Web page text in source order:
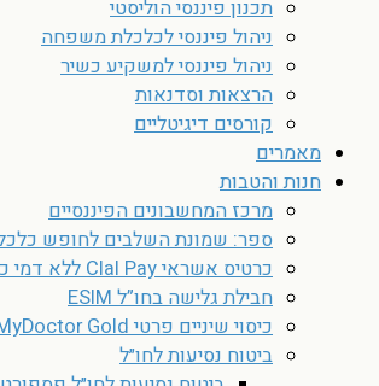
תכנון פיננסי הוליסטי
ניהול פיננסי לכלכלת משפחה
ניהול פיננסי למשקיע כשיר
הרצאות וסדנאות
קורסים דיגיטליים
מאמרים
חנות והטבות
מרכז המחשבונים הפיננסיים
ספר: שמונת השלבים לחופש
כרטיס אשראי Clal Pay ללא דמי כרטיס
חבילת גלישה בחו”ל ESIM
כיסוי שיניים פרטי MyDoctor Gold
ביטוח נסיעות לחו״ל